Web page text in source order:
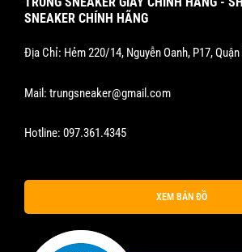
SNEAKER CHÍNH HÃNG
Địa Chỉ: Hẻm 220/14, Nguyễn Oanh, P17, Quận
Mail: trungsneaker@gmail.com
Hotline: 097.361.4345
XEM BẢN ĐỒ